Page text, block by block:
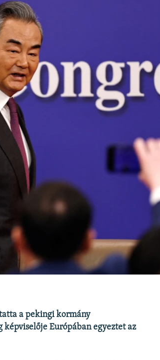
a pekingi kormány
Európában egyeztet az